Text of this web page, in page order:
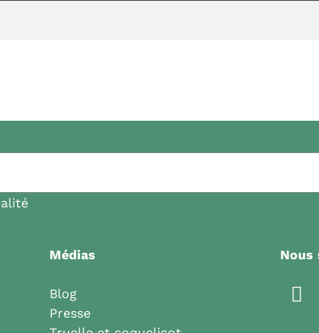
Médias
Blog
Presse
Nous